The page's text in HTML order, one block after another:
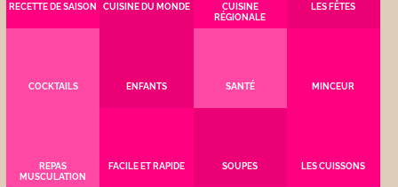
RECETTE DE SAISON CUISINE DU MONDE
CUISINE
RÉGIONALE
LES FÊTES
COCKTAILS ENFANTS SANTÉ MINCEUR
REPAS
MUSCULATION
FACILE ET RAPIDE SOUPES LES CUISSONS